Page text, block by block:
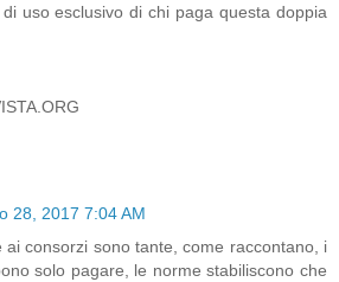
uso esclusivo di chi paga questa doppia
28, 2017 7:04 AM
ai consorzi sono tante, come raccontano, i
solo pagare, le norme stabiliscono che